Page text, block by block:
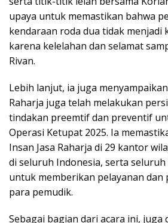
upaya untuk memastikan bahwa
kendaraan roda dua tidak menjadi
karena kelelahan dan selamat
Rivan.
Lebih lanjut, ia juga
Raharja juga telah melakukan
tindakan preemtif dan preventif
Operasi Ketupat 2025. Ia
Insan Jasa Raharja di 29 kantor
di seluruh Indonesia, serta
untuk memberikan pelayanan dan
para pemudik.
Sebagai bagian dari acara ini, juga